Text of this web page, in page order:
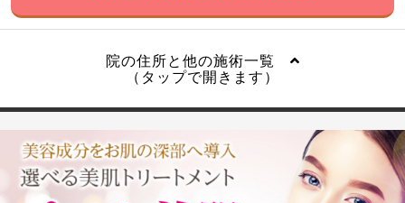
院の住所と他の施術一覧
（タップで開きます）